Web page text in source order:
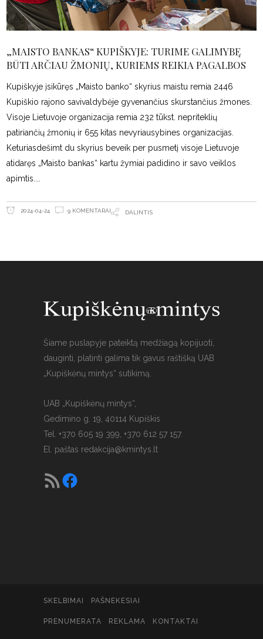
„MAISTO BANKAS“ KUPIŠKYJE: TURIME GALIMYBĘ
BŪTI ARČIAU ŽMONIŲ, KURIEMS REIKIA PAGALBOS
Kupiškyje įsikūręs „Maisto banko“ skyrius maistu remia 2446
Kupiškio rajono savivaldybėje gyvenančius skurstančius žmones.
Visoje Lietuvoje organizacija remia 232 tūkst. nepriteklių
patiriančių žmonių ir 655 kitas nevyriausybines organizacijas.
Keturiasdešimt du skyrius beveik per pusmetį visoje Lietuvoje
atidaręs „Maisto bankas“ kartu žymiai padidino ir savo veiklos
apimtis.
2024-04-24 9 KOMENTARAI DALINTIS
Šiame puslapyje pateiktą medžiagą kopijuoti,
dauginti, platinti galima tik gavus raštišką UAB
„Kupiškėnų mintys“ sutikimą.
UAB „Kupiškėnų mintys“,
Gedimino g. 19, 40114 Kupiškis
Tel. +370 605 19 399, +370 612 57 157.
El. paštas redakcija@kmintys.lt
SKELBIMAI PAŠNEKESIAI
PRENUMERATA REKLAMA KONTAKTAI